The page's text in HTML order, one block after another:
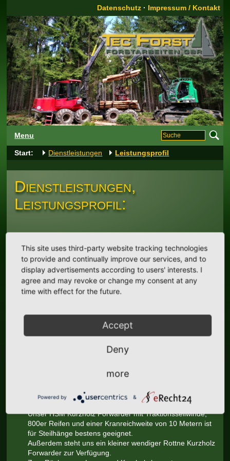
Datenschutz· Impressum / Kontakt
Menu
Start: Dienstleistungen Leistungsprofil
Dienstleistungen,
Leistungsprofil:
Waldbewirtschaftung und bieten sowohl für
Privatwaldbesitzer als auch für Kommunen ein „Rundum-
Sorglos-Paket“ für die komplette Abwicklung von der
Holzernte über die Holzrückung bis hin zum Holzverkauf
und Abtransport.
Vertrauen Sie unserer Erfahrung und sprechen uns einfach
Maschinelle Holzernte:
Durchforstungen sorgen unsere 3 modernen Komatsu 8-
(Kranreichweite 11m, max. Stockmaß 70cm).
Rückearbeiten Kurz- und Langholz:
Unser HSM Kurzholz Forwarder mit Traktionsseilwinde,
800er Reifen und einer Kranreichweite von 10 Metern ist
für Steilhänge bestens geeignet.
Außerdem steht uns ein kleiner wendiger Rottne Kurzholz
Forwarder zur Verfügung.
This site uses third-party website tracking technologies
to provide and continually improve our services, and to
display advertisements according to users' interests. I
agree and may revoke or change my consent at any
time with effect for the future.
Accept
Deny
more
Powered by &